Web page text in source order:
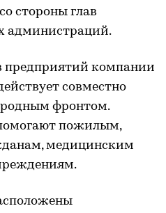
стороны глав
администраций.
предприятий компании
совместно
фронтом.
пожилым,
медицинским